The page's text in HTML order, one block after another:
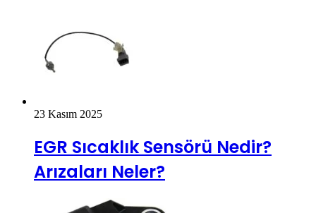
23 Kasım 2025
EGR Sıcaklık Sensörü Nedir?
Arızaları Neler?